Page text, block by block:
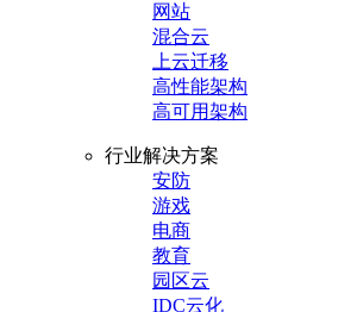
网站
混合云
上云迁移
高性能架构
高可用架构
行业解决方案
安防
游戏
电商
教育
园区云
IDC云化